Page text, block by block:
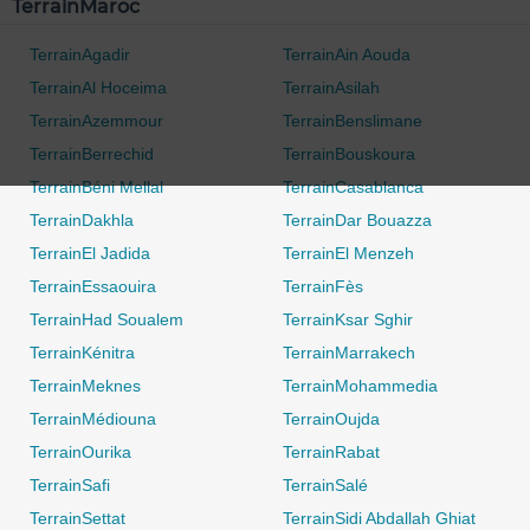
TerrainMaroc
TerrainAgadir
TerrainAin Aouda
TerrainAl Hoceima
TerrainAsilah
TerrainAzemmour
TerrainBenslimane
TerrainBerrechid
TerrainBouskoura
TerrainBéni Mellal
TerrainCasablanca
TerrainDakhla
TerrainDar Bouazza
TerrainEl Jadida
TerrainEl Menzeh
TerrainEssaouira
TerrainFès
TerrainHad Soualem
TerrainKsar Sghir
TerrainKénitra
TerrainMarrakech
TerrainMeknes
TerrainMohammedia
TerrainMédiouna
TerrainOujda
TerrainOurika
TerrainRabat
TerrainSafi
TerrainSalé
TerrainSettat
TerrainSidi Abdallah Ghiat